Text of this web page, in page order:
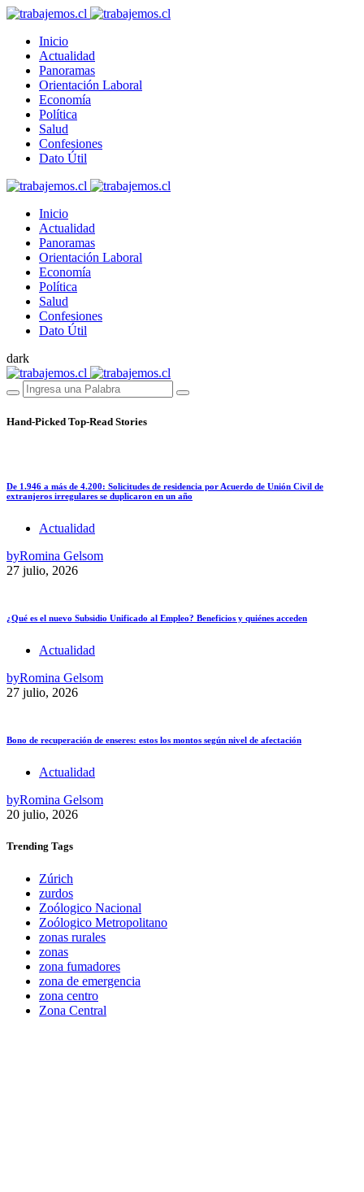
Inicio
Actualidad
Panoramas
Orientación Laboral
Economía
Política
Salud
Confesiones
Dato Útil
Inicio
Actualidad
Panoramas
Orientación Laboral
Economía
Política
Salud
Confesiones
Dato Útil
dark
Hand-Picked Top-Read Stories
De 1.946 a más de 4.200: Solicitudes de residencia por Acuerdo de Unión Civil de
extranjeros irregulares se duplicaron en un año
Actualidad
byRomina Gelsom
27 julio, 2026
¿Qué es el nuevo Subsidio Unificado al Empleo? Beneficios y quiénes acceden
Actualidad
byRomina Gelsom
27 julio, 2026
Bono de recuperación de enseres: estos los montos según nivel de afectación
Actualidad
byRomina Gelsom
20 julio, 2026
Trending Tags
Zúrich
zurdos
Zoólogico Nacional
Zoólogico Metropolitano
zonas rurales
zonas
zona fumadores
zona de emergencia
zona centro
Zona Central